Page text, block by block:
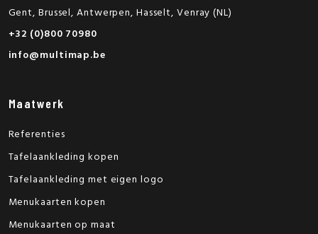
Gent, Brussel, Antwerpen, Hasselt, Venray (NL)
+32 (0)800 70980
info@multimap.be
Maatwerk
Referenties
Tafelaankleding kopen
Tafelaankleding met eigen logo
Menukaarten kopen
Menukaarten op maat